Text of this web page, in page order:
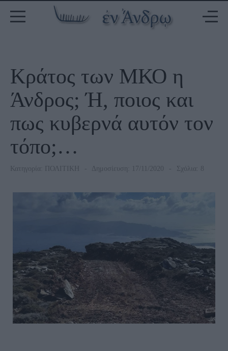
Κράτος των ΜΚΟ η
Άνδρος; Ή, ποιος και
πως κυβερνά αυτόν τον
τόπο;…
Κατηγορία: ΠΟΛΙΤΙΚΗ Δημοσίευση: 17/11/2020 Σχόλια: 8